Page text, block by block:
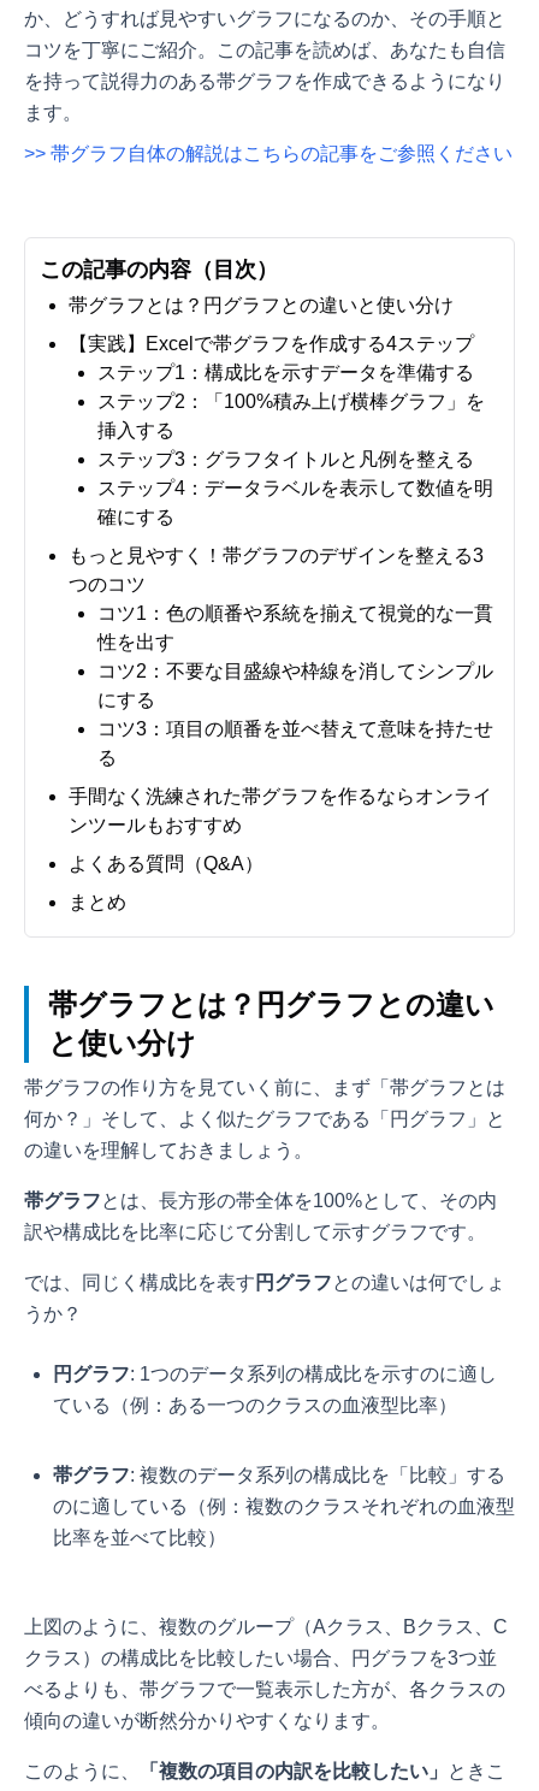
か、どうすれば見やすいグラフになるのか、その手順と
コツを丁寧にご紹介。この記事を読めば、あなたも自信
を持って説得力のある帯グラフを作成できるようになり
ます。
>> 帯グラフ自体の解説はこちらの記事をご参照ください
この記事の内容（目次）
帯グラフとは？円グラフとの違いと使い分け
【実践】Excelで帯グラフを作成する4ステップ
ステップ1：構成比を示すデータを準備する
ステップ2：「100%積み上げ横棒グラフ」を
挿入する
ステップ3：グラフタイトルと凡例を整える
ステップ4：データラベルを表示して数値を明
確にする
もっと見やすく！帯グラフのデザインを整える3
つのコツ
コツ1：色の順番や系統を揃えて視覚的な一貫
性を出す
コツ2：不要な目盛線や枠線を消してシンプル
にする
コツ3：項目の順番を並べ替えて意味を持たせ
る
手間なく洗練された帯グラフを作るならオンライ
ンツールもおすすめ
よくある質問（Q&A）
まとめ
帯グラフとは？円グラフとの違い
と使い分け
帯グラフの作り方を見ていく前に、まず「帯グラフとは
何か？」そして、よく似たグラフである「円グラフ」と
の違いを理解しておきましょう。
帯グラフとは、長方形の帯全体を100%として、その内
訳や構成比を比率に応じて分割して示すグラフです。
では、同じく構成比を表す 円グラフとの違いは何でしょ
うか？
円グラフ: 1つのデータ系列の構成比を示すのに適し
ている（例：ある一つのクラスの血液型比率）
帯グラフ: 複数のデータ系列の構成比を「比較」する
のに適している（例：複数のクラスそれぞれの血液型
比率を並べて比較）
上図のように、複数のグループ（Aクラス、Bクラス、C
クラス）の構成比を比較したい場合、円グラフを3つ並
べるよりも、帯グラフで一覧表示した方が、各クラスの
傾向の違いが断然分かりやすくなります。
このように、 「複数の項目の内訳を比較したい」
ときこ